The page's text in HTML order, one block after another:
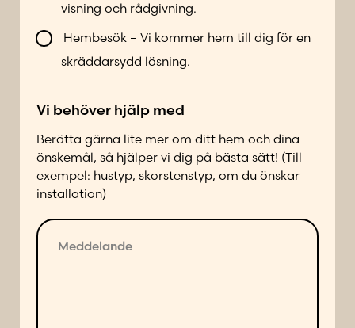
n
t
d
p
å
f
ö
l
visning och rådgivning.
Hembesök – Vi kommer hem till dig för en
skräddarsydd lösning.
Vi behöver hjälp med
Berätta gärna lite mer om ditt hem och dina
önskemål, så hjälper vi dig på bästa sätt! (Till
exempel: hustyp, skorstenstyp, om du önskar
installation)
M